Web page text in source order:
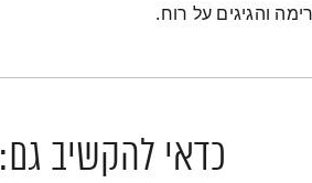
והגיגים על רוח.
כדאי להקשיב גם: